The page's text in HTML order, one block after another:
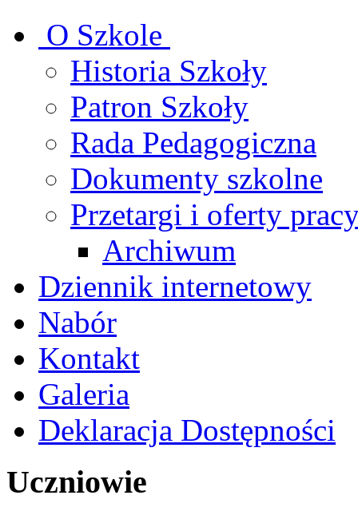
O Szkole
Historia Szkoły
Patron Szkoły
Rada Pedagogiczna
Dokumenty szkolne
Przetargi i oferty
Archiwum
Dziennik internetowy
Nabór
Kontakt
Galeria
Deklaracja Dostępności
Uczniowie